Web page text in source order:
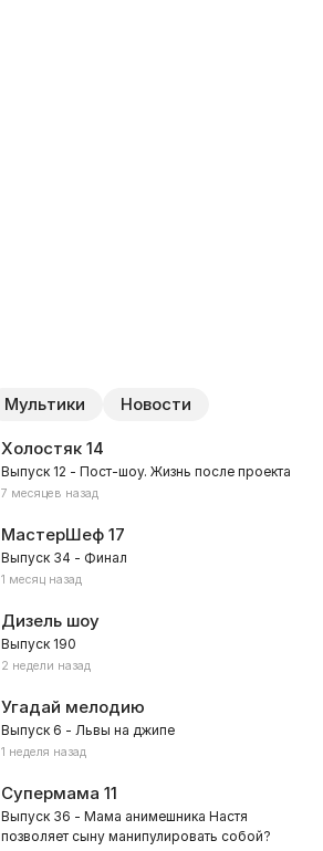
Мультики Новости
Холостяк14
Выпуск 12 - Пост-шоу. Жизнь после проекта
7 месяцев назад
МастерШеф17
Выпуск 34 - Финал
1 месяц назад
Дизель шоу
Выпуск 190
2 недели назад
Угадай мелодию
Выпуск 6 - Львы на джипе
1 неделя назад
Супермама 11
Выпуск 36 - Мама анимешника Настя
позволяет сыну манипулировать собой?